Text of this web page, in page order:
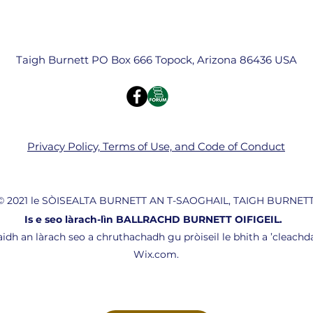
Taigh Burnett PO Box 666 Topock, Arizona 86436 USA
Privacy Policy, Terms of Use, and Code of Conduct
2021 le SÒISEALTA BURNETT AN T-SAOGHAIL, TAIGH
Is e seo làrach-lìn BALLRACHD BURNETT OIFIGEIL.
an làrach seo a chruthachadh gu pròiseil le bhith a
Wix.com.